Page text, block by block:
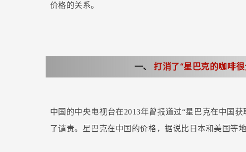
价格的关系。
一、打消了“星巴克的咖啡
中国的中央电视台在2013年曾报道过“星巴克在中国
了谴责。星巴克在中国的价格，据说比日本和美国等地